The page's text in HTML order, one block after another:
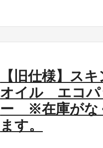
【旧仕様】ス
オイル エコパ
ー ※在庫がな
ます。